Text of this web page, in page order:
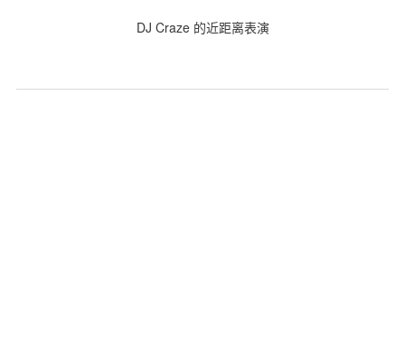
DJ Craze 的近距离表演